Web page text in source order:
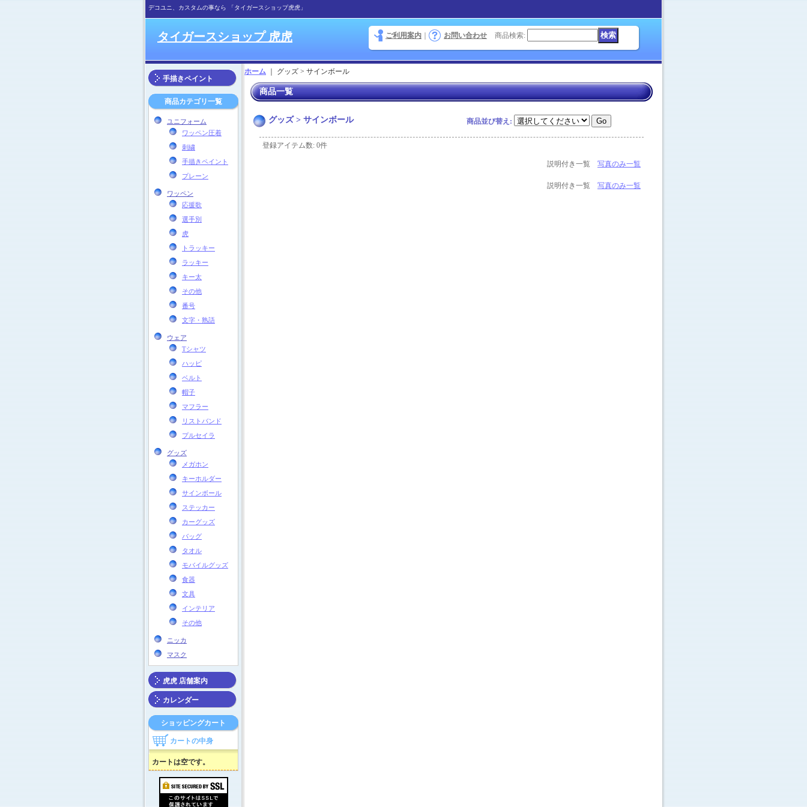
デコユニ、カスタムの事なら 「タイガースショップ虎虎」
タイガースショップ 虎虎 ご利用案内 お問い合わせ 商品検索:
手描きペイント
商品カテゴリ一覧
ユニフォーム
ワッペン圧着
刺繍
手描きペイント
プレーン
ワッペン
応援歌
選手別
虎
トラッキー
ラッキー
キー太
その他
番号
文字・熟語
ウェア
Tシャツ
ハッピ
ベルト
帽子
マフラー
リストバンド
プルセイラ
グッズ
メガホン
キーホルダー
サインボール
ステッカー
カーグッズ
バッグ
タオル
モバイルグッズ
食器
文具
インテリア
その他
ニッカ
マスク
虎虎 店舗案内
カレンダー
ショッピングカート
カートの中身
カートは空です。
ホーム グッズ > サインボール
商品一覧
グッズ > サインボール 商品並び替え :
登録アイテム数: 0件
説明付き一覧 写真のみ一覧
説明付き一覧 写真のみ一覧